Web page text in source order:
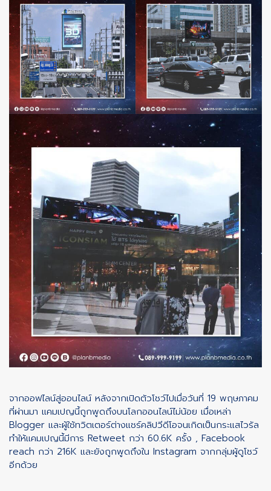
จากออฟไลน์สู่ออนไลน์ หลังจากเปิดตัวโชว์ไปเมื่อวันที่ 19 พฤษภาคม
ที่ผ่านมา แคมเปญนี้ถูกพูดถึงบนโลกออนไลน์ไม่น้อย เมื่อเหล่า
Blogger และผู้ใช้ทวิตเตอร์ต่างแชร์คลิปวีดีโอจนเกิดเป็นกระแสไวรัล
ทำให้แคมเปญนี้มีการ Retweet กว่า 60.6K ครั้ง , Facebook
reach กว่า 216K และยังถูกพูดถึงใน Instagram จากกลุ่มผู้ดูโชว์
อีกด้วย